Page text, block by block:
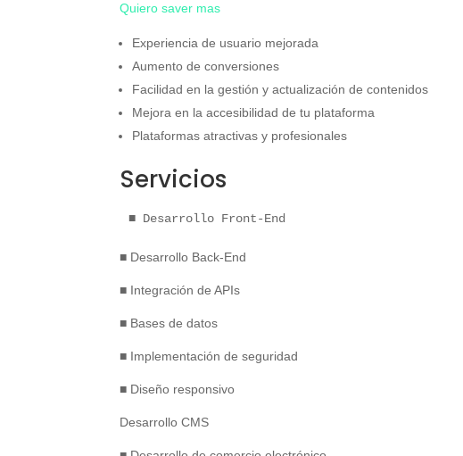
Quiero saver mas
Experiencia de usuario mejorada
Aumento de conversiones
Facilidad en la gestión y actualización de contenidos
Mejora en la accesibilidad de tu plataforma
Plataformas atractivas y profesionales
Servicios
■ Desarrollo Front-End
■ Desarrollo Back-End
■ Integración de APIs
■ Bases de datos
■ Implementación de seguridad
■ Diseño responsivo
Desarrollo CMS